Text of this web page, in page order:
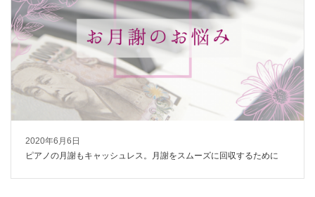
2020年6月6日
ピアノの月謝もキャッシュレス。月謝をスムーズに回収するために